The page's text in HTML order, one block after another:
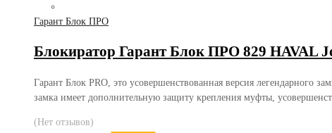
Гарант Блок ПРО
Блокиратор Гарант Блок ПРО 829 HAVAL
Гарант Блок PRO, это усовершенствованная версия легендарного
замка имеет дополнительную защиту крепления муфты,
(Нет отзывов)